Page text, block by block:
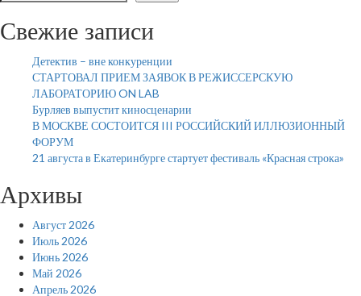
Свежие записи
Детектив – вне конкуренции
СТАРТОВАЛ ПРИЕМ ЗАЯВОК В РЕЖИССЕРСКУЮ
ЛАБОРАТОРИЮ ON LAB
Бурляев выпустит киносценарии
В МОСКВЕ СОСТОИТСЯ III РОССИЙСКИЙ ИЛЛЮЗИОННЫЙ
ФОРУМ
21 августа в Екатеринбурге стартует фестиваль «Красная строка»
Архивы
Август 2026
Июль 2026
Июнь 2026
Май 2026
Апрель 2026